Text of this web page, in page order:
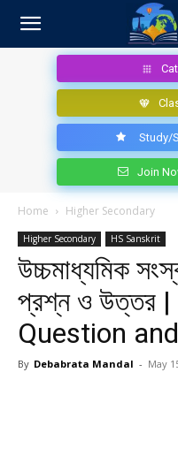
Study/
Join
Home Higher Secondary
Higher Secondary HS Sanskrit
উচ্চমাধ্যমিক
প্রশ্ন ও উত্তর
Question
By Debabrata Mandal - May